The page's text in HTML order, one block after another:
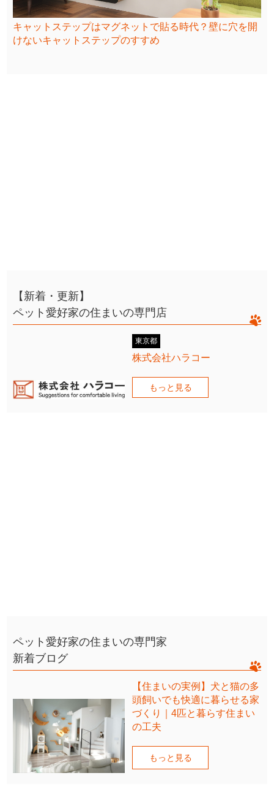
キャットステップはマグネットで貼る時代？壁に穴を開
けないキャットステップのすすめ
【新着・更新】
ペット愛好家の住まいの専門店
東京都
株式会社ハラコー
もっと見る
ペット愛好家の住まいの専門家
新着ブログ
【住まいの実例】犬と猫の多
頭飼いでも快適に暮らせる家
づくり｜4匹と暮らす住まい
の工夫
もっと見る